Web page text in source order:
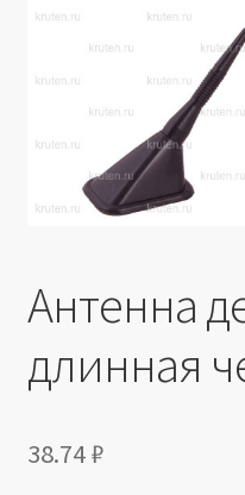
Антенна
длинная
38.74₽